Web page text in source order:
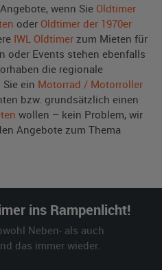
wenn Sie Oldtimer
oder Oldtimer der 1970er
IWL Oldtimer zum Mieten für
oder Events stehen ebenfalls
die regionale
ein Motorrad / Motorroller
bzw. grundsätzlich einen
wollen – kein Problem, wir
Angebote zum Thema
ins Rampenlicht!
Neben- als auch
das immer wieder.